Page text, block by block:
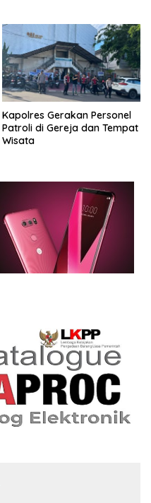
Kapolres Gerakan Personel
Patroli di Gereja dan Tempat
Wisata